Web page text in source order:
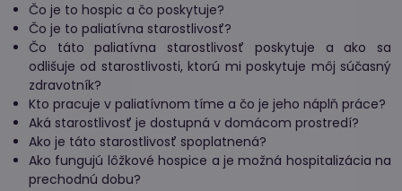
Čo je to hospic a čo poskytuje?
Čo je to paliatívna starostlivosť?
Čo táto paliatívna starostlivosť poskytuje a ako sa
odlišuje od starostlivosti, ktorú mi poskytuje môj súčasný
zdravotník?
Kto pracuje v paliatívnom tíme a čo je jeho náplň práce?
Aká starostlivosť je dostupná v domácom prostredí?
Ako je táto starostlivosť spoplatnená?
Ako fungujú lôžkové hospice a je možná hospitalizácia na
prechodnú dobu?